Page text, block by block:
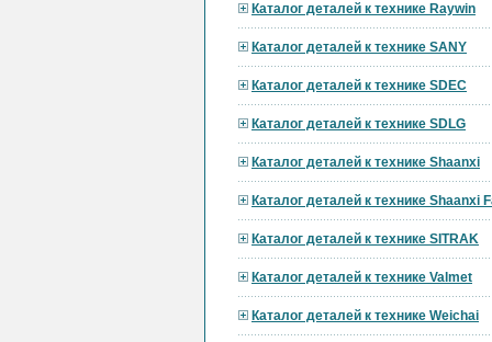
Каталог деталей к технике Raywin
Каталог деталей к технике SANY
Каталог деталей к технике SDEC
Каталог деталей к технике SDLG
Каталог деталей к технике Shaanxi
Каталог деталей к технике Shaanxi
Каталог деталей к технике SITRAK
Каталог деталей к технике Valmet
Каталог деталей к технике Weichai